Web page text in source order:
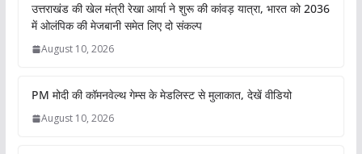
उत्तराखंड की खेल मंत्री रेखा आर्या ने शुरू की कांवड़ यात्रा, भारत को 2036
में ओलंपिक की मेजबानी समेत लिए दो संकल्प
August 10, 2026
PM मोदी की कॉमनवेल्थ गेम्स के मेडलिस्ट से मुलाकात, देखें वीडियो
August 10, 2026